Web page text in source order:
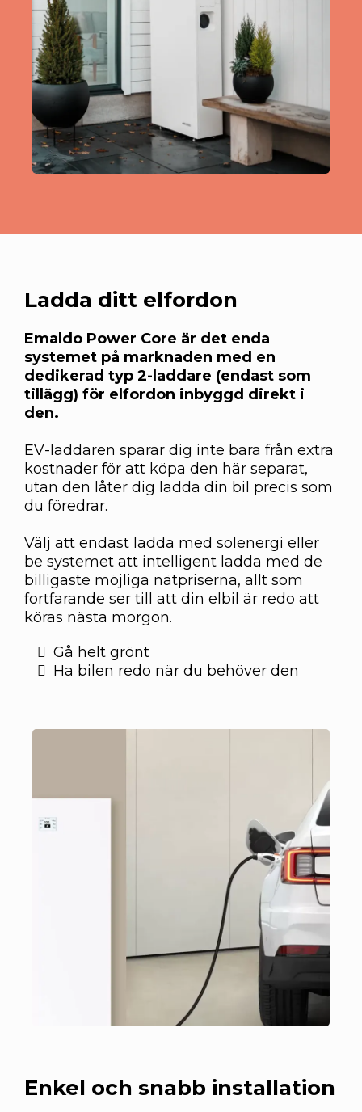
Ladda ditt elfordon
Emaldo Power Core är det enda
systemet på marknaden med en
dedikerad typ 2-laddare (endast som
tillägg) för elfordon inbyggd direkt i
den.
EV-laddaren sparar dig inte bara från extra
kostnader för att köpa den här separat,
utan den låter dig ladda din bil precis som
du föredrar.
Välj att endast ladda med solenergi eller
be systemet att intelligent ladda med de
billigaste möjliga nätpriserna, allt som
fortfarande ser till att din elbil är redo att
köras nästa morgon.
Gå helt grönt
Ha bilen redo när du behöver den
Enkel och snabb installation